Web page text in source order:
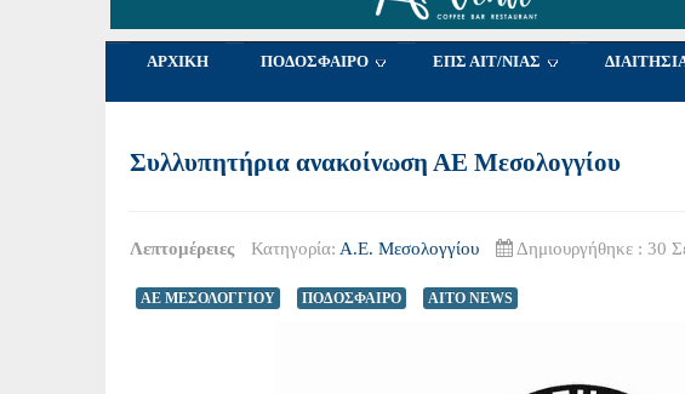
ΑΡΧΙΚΗ ΠΟΔΟΣΦΑΙΡΟ ΕΠΣ ΑΙΤ/ΝΙΑΣ
Συλλυπητήρια ανακοίνωση ΑΕ Μεσολογγίου
Λεπτομέρειες Κατηγορία: Α.Ε. Μεσολογγίου Δημιουργήθηκε : 30
ΑΕ ΜΕΣΟΛΟΓΓΙΟΥ ΠΟΔΟΣΦΑΙΡΟ AITO NEWS